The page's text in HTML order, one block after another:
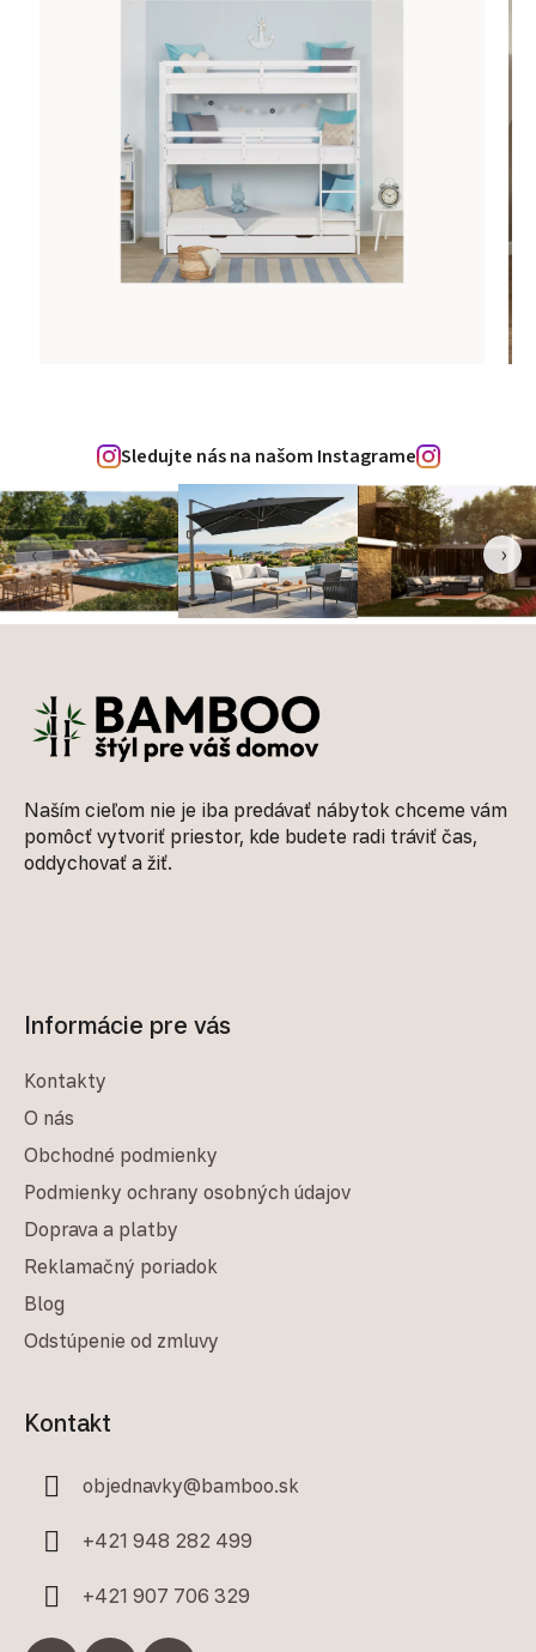
Sledujte nás na našom Instagrame
‹ ›
Naším cieľom nie je iba predávať nábytok chceme vám
pomôcť vytvoriť priestor, kde budete radi tráviť čas,
oddychovať a žiť.
Informácie pre vás
Kontakty
O nás
Obchodné podmienky
Podmienky ochrany osobných údajov
Doprava a platby
Reklamačný poriadok
Blog
Odstúpenie od zmluvy
Kontakt
objednavky@bamboo.sk
+421 948 282 499
+421 907 706 329